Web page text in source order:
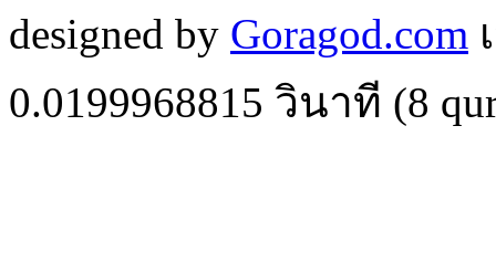
designed by Goragod.com
0.0199968815 วินาที (8